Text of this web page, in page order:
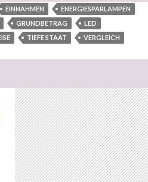
EINNAHMEN
ENERGIESPARLAMPEN
GRUNDBETRAG
LED
TIEFE STAAT
VERGLEICH